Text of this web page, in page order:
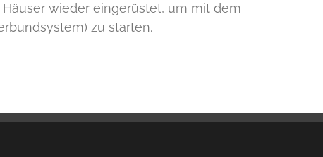
wieder eingerüstet, um mit dem
zu starten.